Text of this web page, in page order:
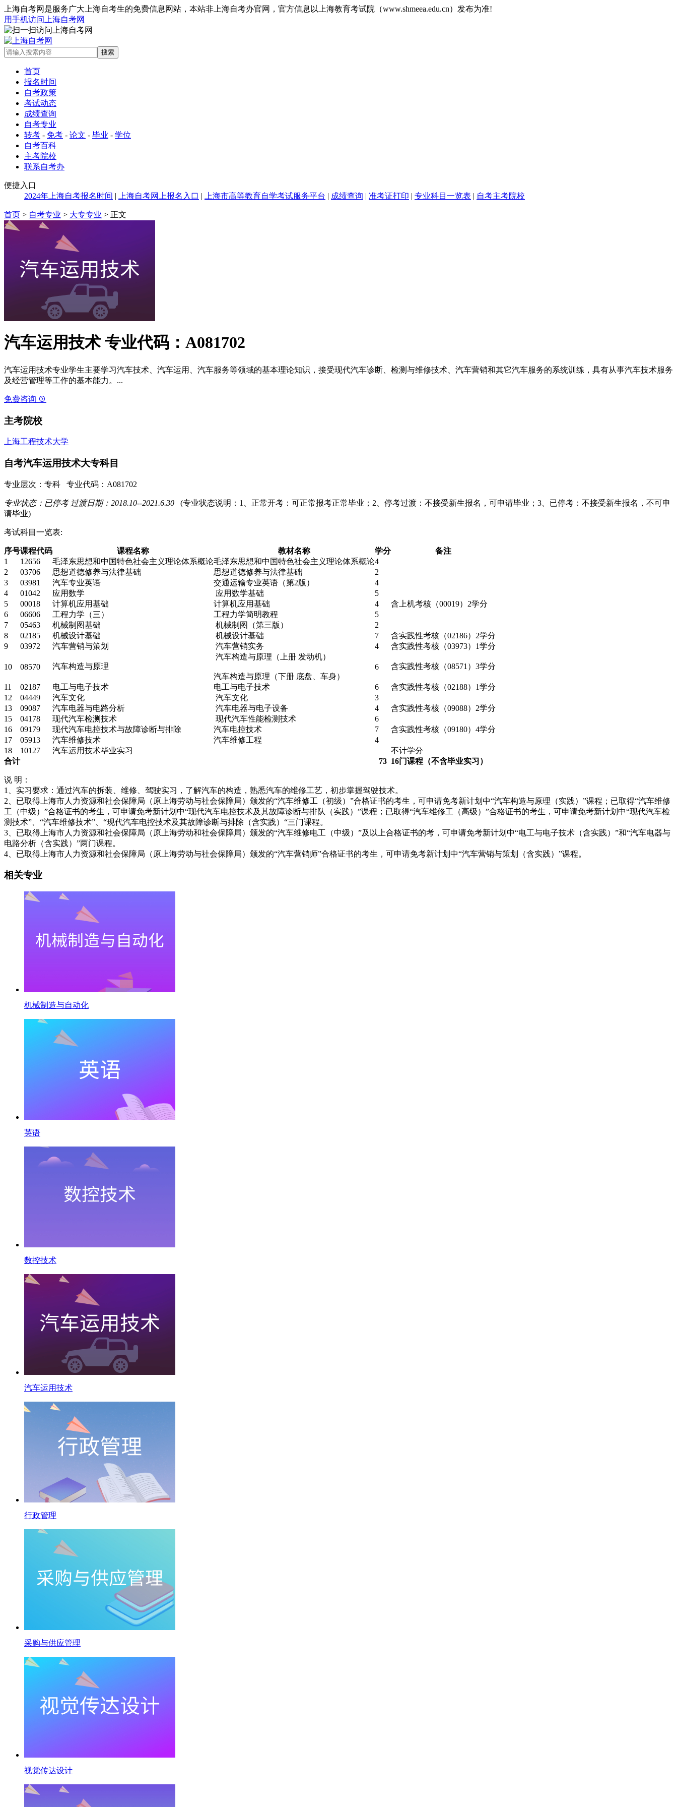
上海自考网是服务广大上海自考生的免费信息网站，本站非上海自考办官网，官方信息以上海教育考试院（www.shmeea.edu.cn）发布为准!
用手机访问上海自考网
首页
报名时间
自考政策
考试动态
成绩查询
自考专业
转考 - 免考 - 论文 - 毕业 - 学位
自考百科
主考院校
联系自考办
便捷入口
2024年上海自考报名时间 | 上海自考网上报名入口 | 上海市高等教育自学考试服务平台 | 成绩查询 | 准考证打印 | 专业科目一览表 | 自考主考院校
首页 > 自考专业 > 大专专业 > 正文
汽车运用技术专业代码：A081702
汽车运用技术专业学生主要学习汽车技术、汽车运用、汽车服务等领域的基本理论知识，接受现代汽车诊断、检测与维修技术、汽车营销和其它汽车服务的系统训练，具有从事汽车技术服务
及经营管理等工作的基本能力。...
免费咨询
主考院校
上海工程技术大学
自考汽车运用技术大专科目
专业层次：专科 专业代码：A081702
专业状态：已停考 过渡日期：2018.10--2021.6.30
(专业状态说明：1、正常开考：可正常报考正常毕业；2、停考过渡：不接受新生报名，可申请毕业；3、已停考：不接受新生报名，不可申
请毕业)
考试科目一览表:
序号课程代码 课程名称 教材名称 学分
备注
1
12656 毛泽东思想和中国特色社会主义理论体系概论毛泽东思想和中国特色社会主义理论体系概论4
2
03706 思想道德修养与法律基础 思想道德修养与法律基础
2
3
03981 汽车专业英语 交通运输专业英语（第2版）
4
4
01042 应用数学 应用数学基础
5
5
00018 计算机应用基础 计算机应用基础 4
含上机考核（00019）2学分
6
06606 工程力学（三） 工程力学简明教程
5
7
05463 机械制图基础 机械制图（第三版）
2
8
02185 机械设计基础 机械设计基础 7
含实践性考核（02186）2学分
9
03972 汽车营销与策划 汽车营销实务 4 含实践性考核（03973）1学分
10 08570 汽车构造与原理
汽车构造与原理（上册 发动机）
汽车构造与原理（下册 底盘、车身）
6 含实践性考核（08571）3学分
11 02187 电工与电子技术 电工与电子技术 6
含实践性考核（02188）1学分
12
04449 汽车文化 汽车文化
3
13
09087 汽车电器与电路分析 汽车电器与电子设备 4
含实践性考核（09088）2学分
15
04178 现代汽车检测技术 现代汽车性能检测技术
6
16
09179 现代汽车电控技术与故障诊断与排除 汽车电控技术 7
含实践性考核（09180）4学分
17
05913 汽车维修技术 汽车维修工程
4
18
10127 汽车运用技术毕业实习
不计学分
合计
73 16门课程（不含毕业实习）
说 明：
1、实习要求：通过汽车的拆装、维修、驾驶实习，了解汽车的构造，熟悉汽车的维修工艺，初步掌握驾驶技术。
2、已取得上海市人力资源和社会保障局（原上海劳动与社会保障局）颁发的“汽车维修工（初级）”合格证书的考生，可申请免考新计划中“汽车构造与原理（实践）”课程；已取得“汽车维修
工（中级）”合格证书的考生，可申请免考新计划中“现代汽车电控技术及其故障诊断与排队（实践）”课程；已取得“汽车维修工（高级）”合格证书的考生，可申请免考新计划中“现代汽车检
测技术”、“汽车维修技术”、“现代汽车电控技术及其故障诊断与排除（含实践）“三门课程。
3、已取得上海市人力资源和社会保障局（原上海劳动和社会保障局）颁发的“汽车维修电工（中级）”及以上合格证书的考，可申请免考新计划中“电工与电子技术（含实践）”和“汽车电器与
电路分析（含实践）”两门课程。
4、已取得上海市人力资源和社会保障局（原上海劳动与社会保障局）颁发的“汽车营销师”合格证书的考生，可申请免考新计划中“汽车营销与策划（含实践）”课程。
相关专业
机械制造与自动化
英语
数控技术
汽车运用技术
行政管理
采购与供应管理
视觉传达设计